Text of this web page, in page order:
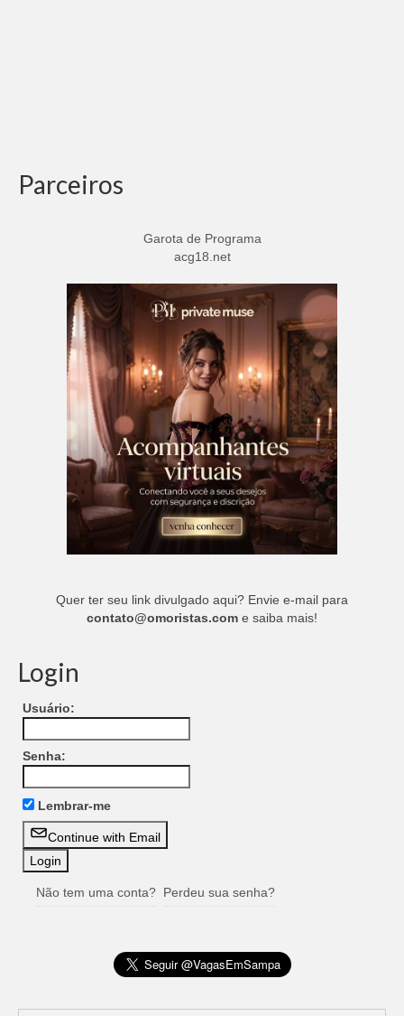
Parceiros
Garota de Programa
acg18.net
Quer ter seu link divulgado aqui? Envie e-mail para
contato@omoristas.com e saiba mais!
Login
Usuário:
Senha:
Lembrar-me
Continue with Email
Não tem uma conta? Perdeu sua senha?